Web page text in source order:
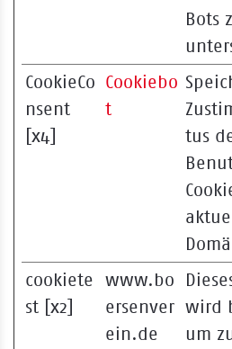
Bots
CookieCo
nsent
[x4]
Cookiebo
t
tus
cookiete
st [x2]
www.bo
ersenver
ein.de
wird
um